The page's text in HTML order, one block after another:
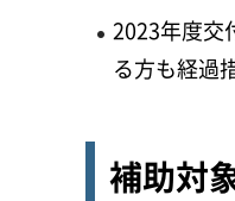
2023年度交
る方も経過
補助対